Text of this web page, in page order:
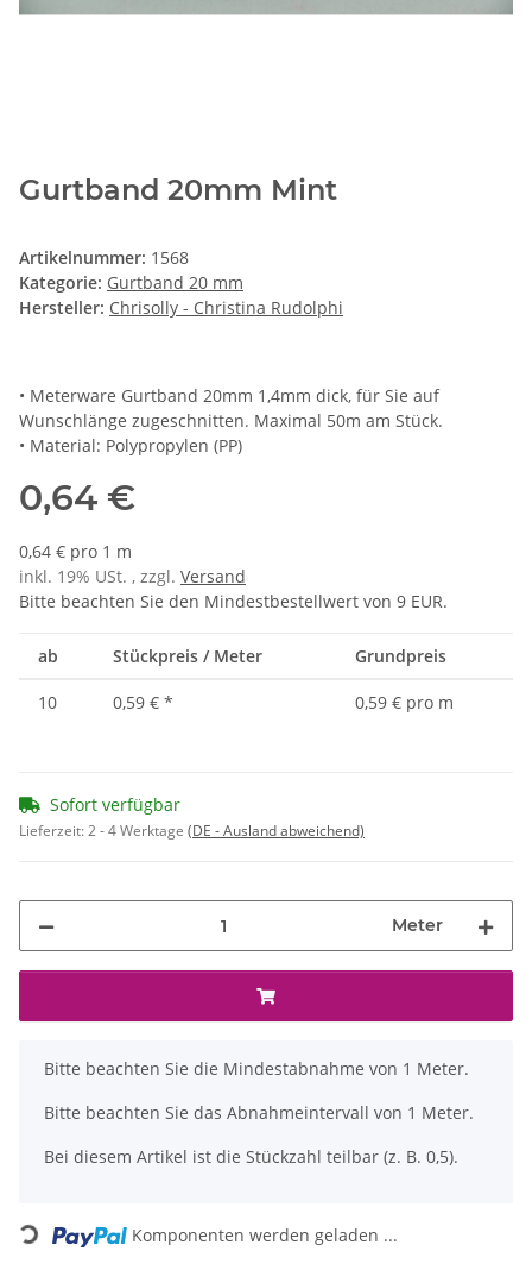
Gurtband 20mm Mint
Artikelnummer: 1568
Kategorie: Gurtband 20 mm
Hersteller: Chrisolly - Christina Rudolphi
• Meterware Gurtband 20mm 1,4mm dick, für Sie auf
Wunschlänge zugeschnitten. Maximal 50m am Stück.
• Material: Polypropylen (PP)
0,64 €
0,64 € pro 1 m
inkl. 19% USt. , zzgl. Versand
Bitte beachten Sie den Mindestbestellwert von 9 EUR.
ab Stückpreis / Meter Grundpreis
10 0,59 € * 0,59 € pro m
Sofort verfügbar
Lieferzeit:2 - 4 Werktage (DE - Ausland abweichend)
Meter
x
Bitte beachten Sie die Mindestabnahme von 1 Meter.
Bitte beachten Sie das Abnahmeintervall von 1 Meter.
Bei diesem Artikel ist die Stückzahl teilbar (z. B. 0,5).
Loading... Komponenten werden geladen ...